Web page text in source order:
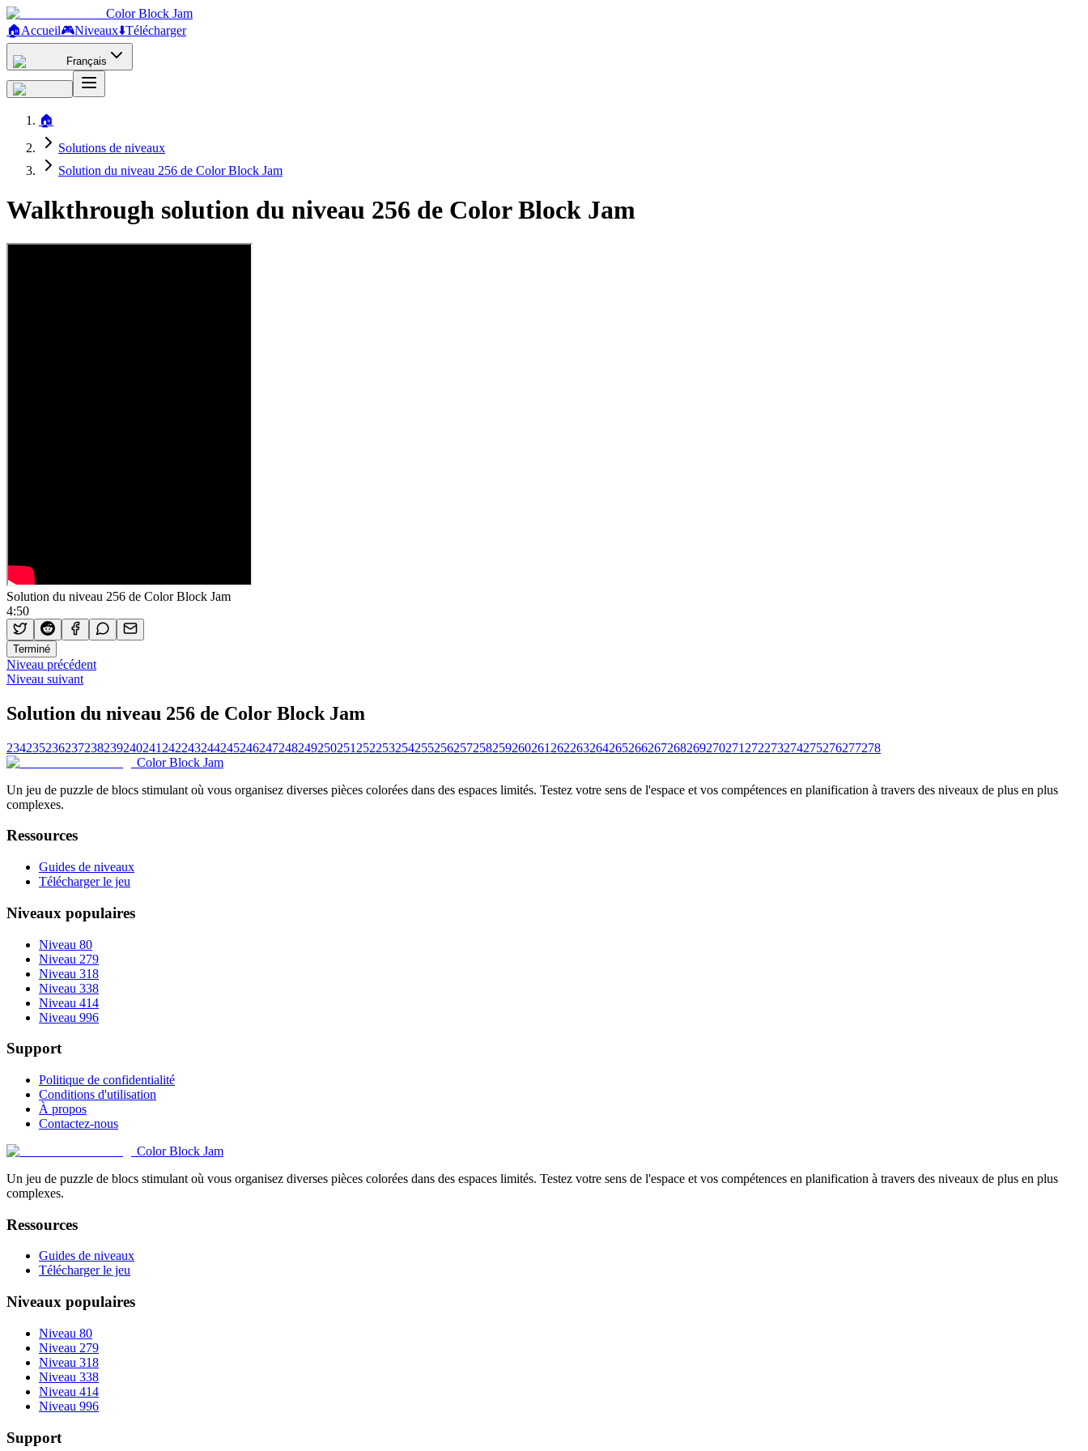
Color Block Jam
🏠Accueil🎮Niveaux⬇️Télécharger
Français
🏠
Solutions de niveaux
Solution du niveau 256 de Color Block Jam
Walkthrough solution du niveau 256 de Color Block Jam
Solution du niveau 256 de Color Block Jam
4:50
Terminé
Niveau précédent
Niveau suivant
Solution du niveau 256 de Color Block Jam
234235236237238239240241 242243244245246247248249250251 252253254255256257258259260261 262263264265266267268269270271 272273274275276277278
Color Block Jam
Un jeu de puzzle de blocs stimulant où vous organisez diverses pièces colorées dans des espaces limités. Testez votre sens de l'espace et vos compétences en planification à travers des niveaux de plus en plus
complexes.
Ressources
Guides de niveaux
Télécharger le jeu
Niveaux populaires
Niveau 80
Niveau 279
Niveau 318
Niveau 338
Niveau 414
Niveau 996
Support
Politique de confidentialité
Conditions d'utilisation
À propos
Contactez-nous
Color Block Jam
Un jeu de puzzle de blocs stimulant où vous organisez diverses pièces colorées dans des espaces limités. Testez votre sens de l'espace et vos compétences en planification à travers des niveaux de plus en plus
complexes.
Ressources
Guides de niveaux
Télécharger le jeu
Niveaux populaires
Niveau 80
Niveau 279
Niveau 318
Niveau 338
Niveau 414
Niveau 996
Support